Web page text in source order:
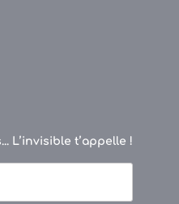
L’invisible t’appelle !